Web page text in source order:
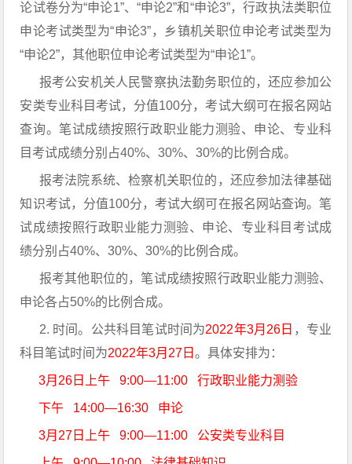
论试卷分为“申论1”、“申论2”和“申论3”，行政执法类职位
申论考试类型为“申论3”，乡镇机关职位申论考试类型为
“申论2”，其他职位申论考试类型为“申论1”。
报考公安机关人民警察执法勤务职位的，还应参加公
安类专业科目考试，分值100分，考试大纲可在报名网站
查询。笔试成绩按照行政职业能力测验、申论、专业科
目考试成绩分别占40%、30%、30%的比例合成。
报考法院系统、检察机关职位的，还应参加法律基础
知识考试，分值100分，考试大纲可在报名网站查询。笔
试成绩按照行政职业能力测验、申论、专业科目考试成
绩分别占40%、30%、30%的比例合成。
报考其他职位的，笔试成绩按照行政职业能力测验、
申论各占50%的比例合成。
2. 时间。公共科目笔试时间为2022年3月26日 ，专业
科目笔试时间为2022年3月27日。具体安排为：
3月26日上午 9:00—11:00 行政职业能力测验
下午 14:00—16:30 申论
3月27日上午 9:00—11:00 公安类专业科目